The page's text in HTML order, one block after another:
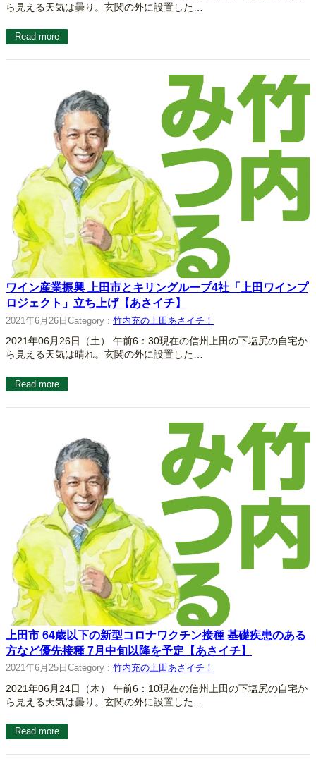
ら見える天気は曇り。玄関の外に設置した…
Read more
ワイン産業振興 上田市とキリングループ4社「上田ワインプ
ロジェクト」立ち上げ【あさイチ】
2021年6月26日 Category : 竹内充の上田あさイチ！
2021年06月26日（土） 午前6：30現在の信州上田の下塩尻の自宅か
ら見える天気は晴れ。玄関の外に設置した…
Read more
上田市 64歳以下の新型コロナワクチン接種 基礎疾患のある
方など優先接種 7月中旬以降を予定【あさイチ】
2021年6月25日 Category : 竹内充の上田あさイチ！
2021年06月24日（木） 午前6：10現在の信州上田の下塩尻の自宅か
ら見える天気は曇り。玄関の外に設置した…
Read more